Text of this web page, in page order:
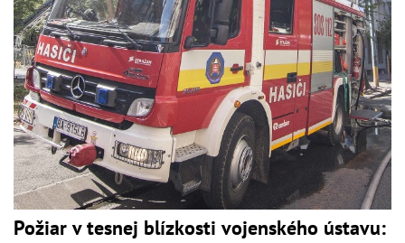
Požiar v tesnej blízkosti vojenského ústavu: